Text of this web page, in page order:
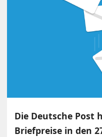
Die Deutsche Post
Briefpreise in den